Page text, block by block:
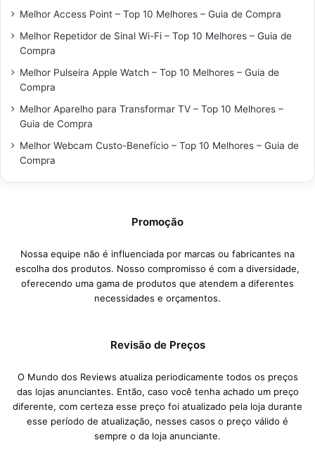
Melhor Access Point – Top 10 Melhores – Guia de Compra
Melhor Repetidor de Sinal Wi-Fi – Top 10 Melhores – Guia de
Compra
Melhor Pulseira Apple Watch – Top 10 Melhores – Guia de
Compra
Melhor Aparelho para Transformar TV – Top 10 Melhores –
Guia de Compra
Melhor Webcam Custo-Benefício – Top 10 Melhores – Guia de
Compra
Promoção
Nossa equipe não é influenciada por marcas ou fabricantes na
escolha dos produtos. Nosso compromisso é com a diversidade,
oferecendo uma gama de produtos que atendem a diferentes
necessidades e orçamentos.
Revisão de Preços
O Mundo dos Reviews atualiza periodicamente todos os preços
das lojas anunciantes. Então, caso você tenha achado um preço
diferente, com certeza esse preço foi atualizado pela loja durante
esse período de atualização, nesses casos o preço válido é
sempre o da loja anunciante.